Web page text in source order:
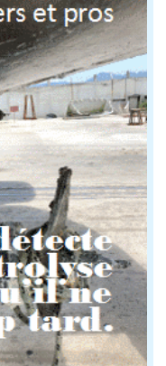
béquilles
il est parfait !
Centrale, mais